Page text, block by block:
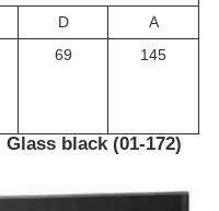
D
A
69 145
Glass black (01-172)